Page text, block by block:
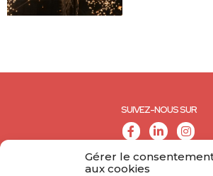
Gérer le
aux cookies
SUIVEZ-NOUS SUR